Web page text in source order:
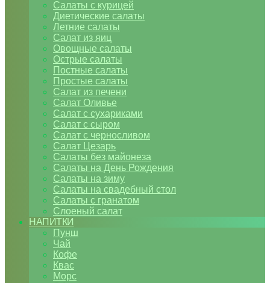
Салаты с курицей
Диетические салаты
Летние салаты
Салат из яиц
Овощные салаты
Острые салаты
Постные салаты
Простые салаты
Салат из печени
Салат Оливье
Салат с сухариками
Салат с сыром
Салат с черносливом
Салат Цезарь
Салаты без майонеза
Салаты на День Рождения
Салаты на зиму
Салаты на свадебный стол
Салаты с гранатом
Слоеный салат
НАПИТКИ
Пунш
Чай
Кофе
Квас
Морс